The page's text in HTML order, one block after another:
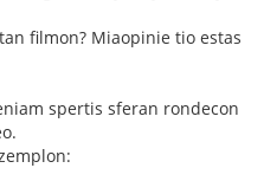
filmon? Miaopinie tio estas
spertis sferan rondecon